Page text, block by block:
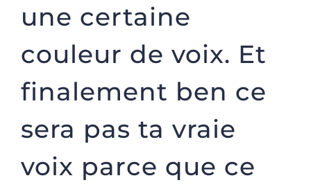
une certaine
couleur de voix. Et
finalement ben ce
sera pas ta vraie
voix parce que ce